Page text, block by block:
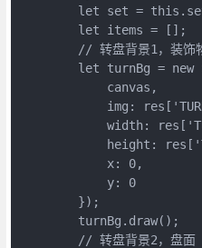
let set =
        let items = [];
// 转盘背景1，装饰
let turnBg = new
            canvas,
img:
width:
height:
            x: 0,
            y: 0
        });
        turnBg.draw();
        // 转盘背景2，盘面